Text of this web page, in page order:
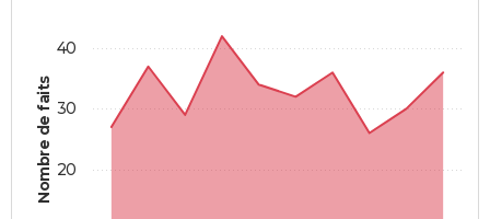
Nombre de faits 20
30
40